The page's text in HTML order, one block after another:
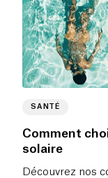
SANTÉ
Comment
solaire
Découvrez nos